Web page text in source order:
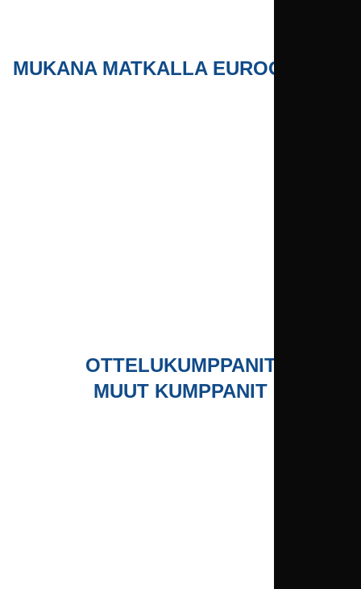
MUKANA MATKALLA EUROOPPAAN
OTTELUKUMPPANIT
MUUT KUMPPANIT